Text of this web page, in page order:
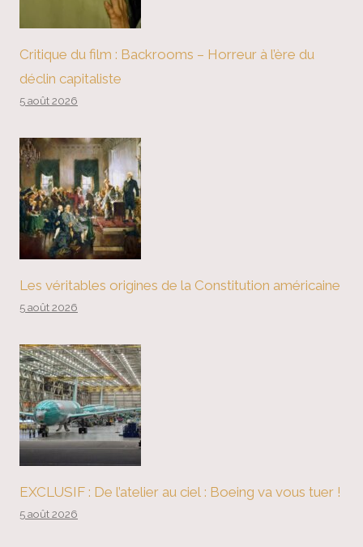
Critique du film : Backrooms – Horreur à l’ère du
déclin capitaliste
5 août 2026
Les véritables origines de la Constitution américaine
5 août 2026
EXCLUSIF : De l’atelier au ciel : Boeing va vous tuer !
5 août 2026